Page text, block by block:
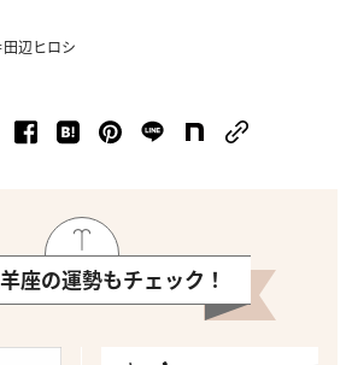
辺ヒロシ
座の運勢もチェック！